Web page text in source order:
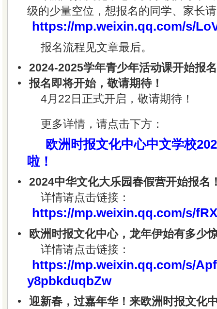
级的少量空位，想报名的同学、家长
https://mp.weixin.qq.com/s/
报名流程见文章最后。
•
2024-2025学年青少年活动课开始报
•
报名即将开始，敬请期待！
4月22日正式开启，敬请期待！
更多详情，请点击下方：
欧洲时报文化中心中文学校
啦！
•
2024中华文化大乐园春假营开始报名
详情请点击链接：
https://mp.weixin.qq.com/s/
•
欧洲时报文化中心，龙年伊始有多少
详情请点击链接：
https://mp.weixin.qq.com/s/
y8pbkduqbZw
•
迎新春，过嘉年华！来欧洲时报文化